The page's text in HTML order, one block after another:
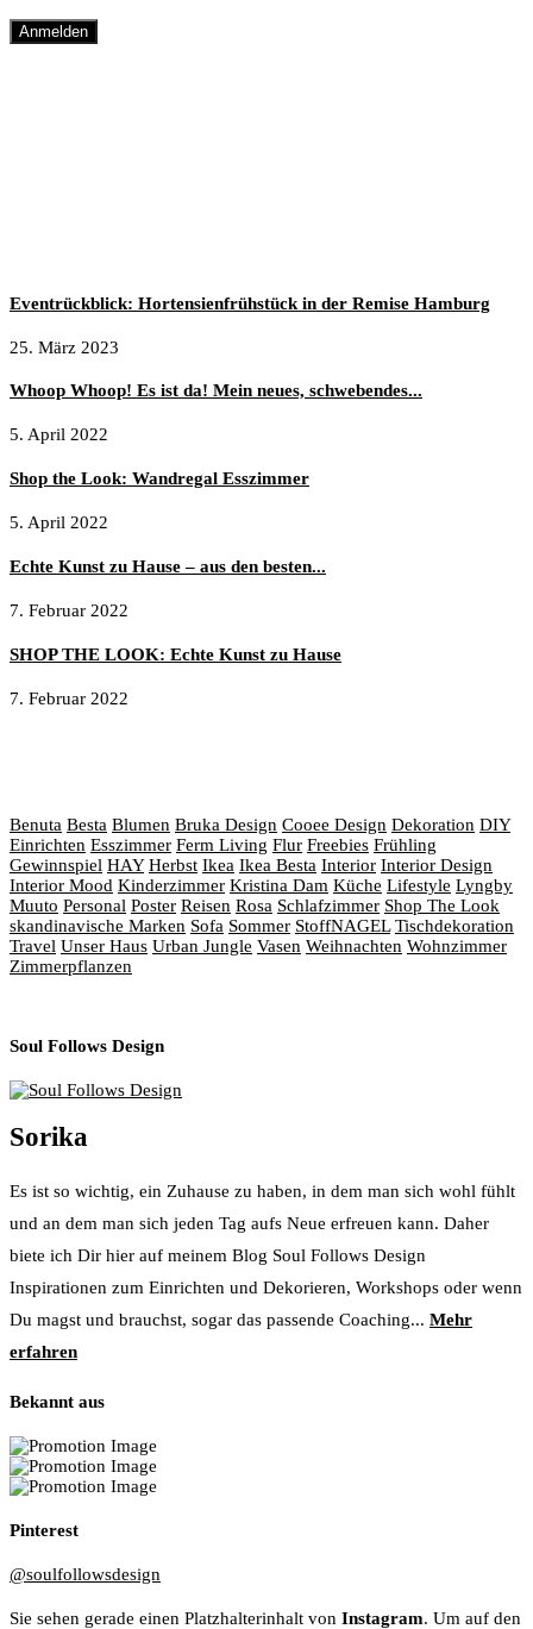
Eventrückblick: Hortensienfrühstück in der Remise Hamburg
25. März 2023
Whoop Whoop! Es ist da! Mein neues, schwebendes...
5. April 2022
Shop the Look: Wandregal Esszimmer
5. April 2022
Echte Kunst zu Hause – aus den besten...
7. Februar 2022
SHOP THE LOOK: Echte Kunst zu Hause
7. Februar 2022
Benuta Besta Blumen Bruka Design Cooee Design Dekoration DIY
Einrichten Esszimmer Ferm Living Flur Freebies Frühling
Gewinnspiel HAY Herbst Ikea Ikea Besta Interior Interior Design
Interior Mood Kinderzimmer Kristina Dam Küche Lifestyle Lyngby
Muuto Personal Poster Reisen Rosa Schlafzimmer Shop The Look
skandinavische Marken Sofa Sommer StoffNAGEL Tischdekoration
Travel Unser Haus Urban Jungle Vasen Weihnachten Wohnzimmer
Zimmerpflanzen
Soul Follows Design
Sorika
Es ist so wichtig, ein Zuhause zu haben, in dem man sich wohl fühlt
und an dem man sich jeden Tag aufs Neue erfreuen kann. Daher
biete ich Dir hier auf meinem Blog Soul Follows Design
Inspirationen zum Einrichten und Dekorieren, Workshops oder wenn
Du magst und brauchst, sogar das passende Coaching... Mehr
erfahren
Bekannt aus
Pinterest
@soulfollowsdesign
Sie sehen gerade einen Platzhalterinhalt von Instagram. Um auf den